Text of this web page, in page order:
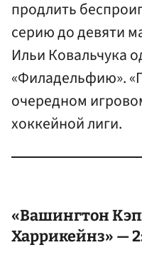
продлить
серию до девяти
Ильи Ковальчука
«Филадельфию».
очередном
хоккейной лиги.
«Вашингтон
Харрикейнз» —